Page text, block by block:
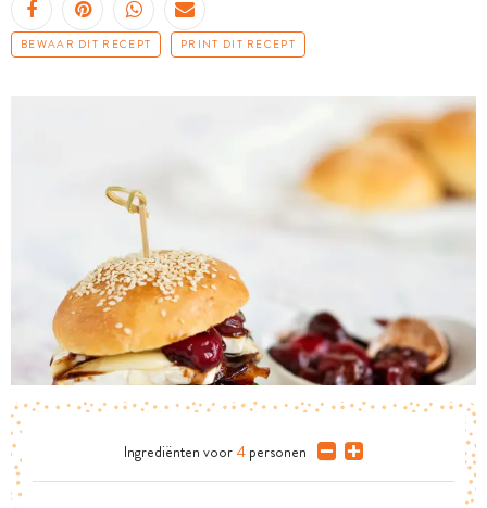
BEWAAR DIT RECEPT PRINT DIT RECEPT
Ingrediënten voor 4 personen